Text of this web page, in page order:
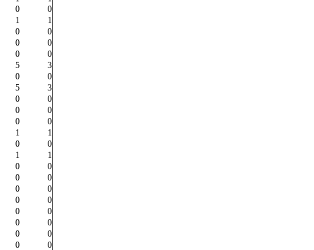
0
0
1
1
0
0
0
0
0
0
5
3
0
0
5
3
0
0
0
0
0
0
1
1
0
0
1
1
0
0
0
0
0
0
0
0
0
0
0
0
0
0
0
0